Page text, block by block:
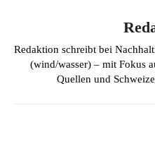
Redaktion schreibt bei
(wind/wasser) – mit Fokus
Quellen und